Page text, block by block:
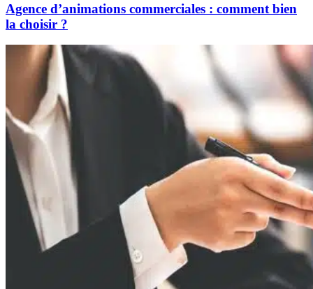
Agence d’animations commerciales : comment bien
la choisir ?